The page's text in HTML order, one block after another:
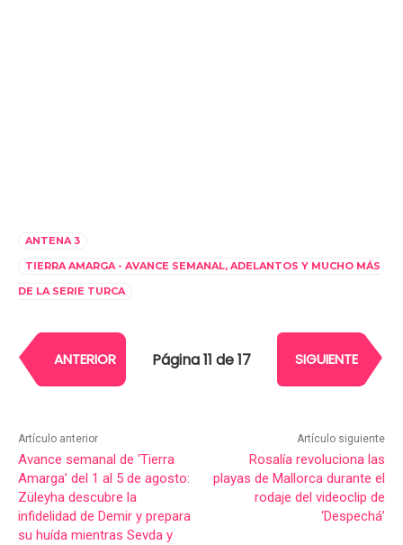
ANTENA 3
TIERRA AMARGA - AVANCE SEMANAL, ADELANTOS Y MUCHO MÁS
DE LA SERIE TURCA
ANTERIOR Página 11 de 17 SIGUIENTE
Artículo anterior
Avance semanal de ‘Tierra
Amarga’ del 1 al 5 de agosto:
Züleyha descubre la
infidelidad de Demir y prepara
su huída mientras Sevda y
Artículo siguiente
Rosalía revoluciona las
playas de Mallorca durante el
rodaje del videoclip de
‘Despechá’